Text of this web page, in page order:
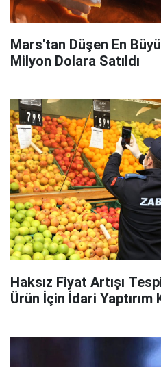
Mars'tan Düşen En
Milyon Dolara Satıldı
Haksız Fiyat Artışı
Ürün İçin İdari Yaptırım